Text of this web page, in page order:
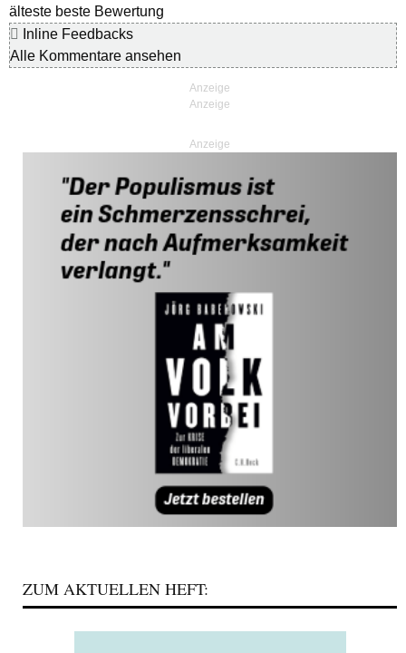
älteste beste Bewertung
Inline Feedbacks
Alle Kommentare ansehen
Anzeige
ZUM AKTUELLEN HEFT: